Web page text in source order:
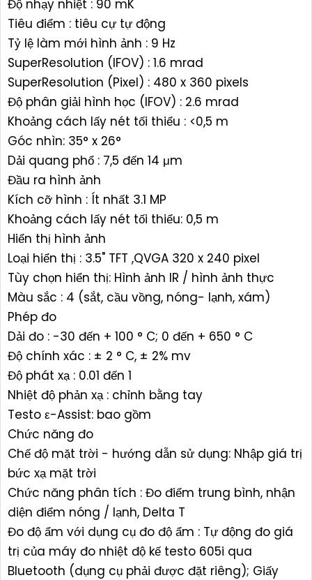
Độ nhạy nhiệt : 90 mK
Tiêu điểm : tiêu cự tự động
Tỷ lệ làm mới hình ảnh : 9 Hz
SuperResolution (IFOV) : 1.6 mrad
SuperResolution (Pixel) : 480 x 360 pixels
Độ phân giải hình học (IFOV) : 2.6 mrad
Khoảng cách lấy nét tối thiểu : <0,5 m
Góc nhìn: 35° x 26°
Dải quang phổ : 7,5 đến 14 μm
Đầu ra hình ảnh
Kích cỡ hình : Ít nhất 3.1 MP
Khoảng cách lấy nét tối thiểu: 0,5 m
Hiển thị hình ảnh
Loại hiển thị : 3.5" TFT ,QVGA 320 x 240 pixel
Tùy chọn hiển thị: Hình ảnh IR / hình ảnh thực
Màu sắc : 4 (sắt, cầu vồng, nóng- lạnh, xám)
Phép đo
Dải đo : -30 đến + 100 ° C; 0 đến + 650 ° C
Độ chính xác : ± 2 ° C, ± 2% mv
Độ phát xạ : 0.01 đến 1
Nhiệt độ phản xạ : chỉnh bằng tay
Testo ε-Assist: bao gồm
Chức năng đo
Chế độ mặt trời - hướng dẫn sử dụng: Nhập giá trị
bức xạ mặt trời
Chức năng phân tích : Đo điểm trung bình, nhận
diện điểm nóng / lạnh, Delta T
Đo độ ẩm với dụng cụ đo độ ẩm : Tự động đo giá
trị của máy đo nhiệt độ kế testo 605i qua
Bluetooth (dụng cụ phải được đặt riêng); Giấy